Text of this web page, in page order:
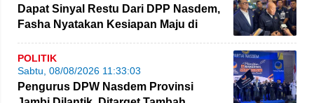
Dapat Sinyal Restu Dari DPP Nasdem,
Fasha Nyatakan Kesiapan Maju di
POLITIK
Sabtu, 08/08/2026 11:33:03
Pengurus DPW Nasdem Provinsi